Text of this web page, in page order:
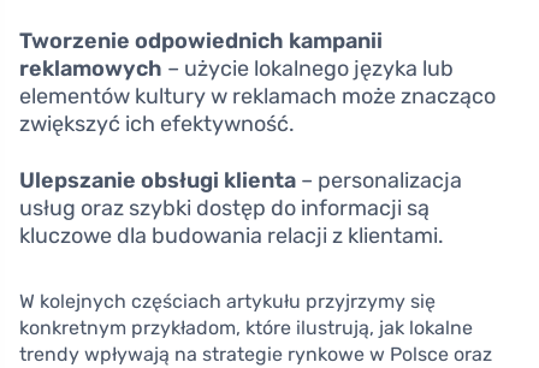
Tworzenie odpowiednich kampanii
reklamowych – użycie lokalnego języka lub
elementów kultury w reklamach może znacząco
zwiększyć ich efektywność.
Ulepszanie obsługi klienta – personalizacja
usług oraz szybki dostęp do informacji są
kluczowe dla budowania relacji z klientami.
W kolejnych częściach artykułu przyjrzymy się
konkretnym przykładom, które ilustrują, jak lokalne
trendy wpływają na strategie rynkowe w Polsce oraz